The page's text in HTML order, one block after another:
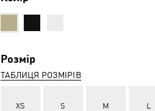
Розмір
ТАБЛИЦЯ РОЗМІРІВ
XS S M L